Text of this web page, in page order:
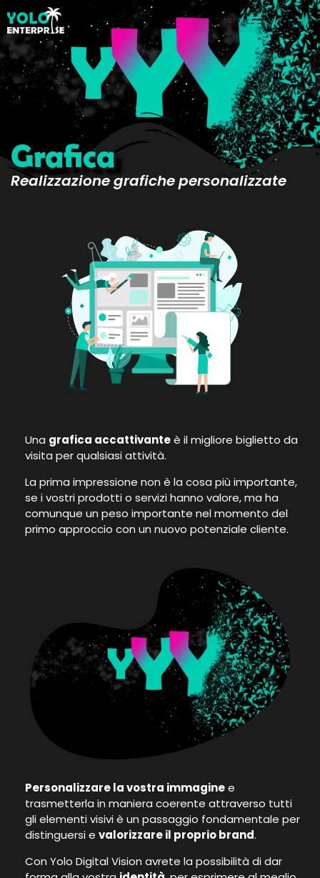
Grafica
Realizzazione grafiche personalizzate
Una grafica accattivanteè il migliore biglietto da
visita per qualsiasi attività.
La prima impressione non è la cosa più importante,
se i vostri prodotti o servizi hanno valore, ma ha
comunque un peso importante nel momento del
primo approccio con un nuovo potenziale cliente.
Personalizzare la vostra immaginee
trasmetterla in maniera coerente attraverso tutti
gli elementi visivi è un passaggio fondamentale per
distinguersi e valorizzare il proprio brand.
Con Yolo Digital Vision avrete la possibilità di dar